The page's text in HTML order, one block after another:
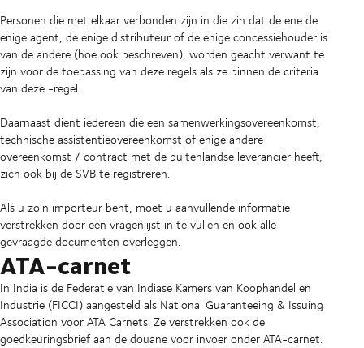
Personen die met elkaar verbonden zijn in die zin dat de ene de
enige agent, de enige distributeur of de enige concessiehouder is
van de andere (hoe ook beschreven), worden geacht verwant te
zijn voor de toepassing van deze regels als ze binnen de criteria
van deze -regel.
Daarnaast dient iedereen die een samenwerkingsovereenkomst,
technische assistentieovereenkomst of enige andere
overeenkomst / contract met de buitenlandse leverancier heeft,
zich ook bij de SVB te registreren.
Als u zo'n importeur bent, moet u aanvullende informatie
verstrekken door een vragenlijst in te vullen en ook alle
gevraagde documenten overleggen.
ATA-carnet
In India is de Federatie van Indiase Kamers van Koophandel en
Industrie (FICCI) aangesteld als National Guaranteeing & Issuing
Association voor ATA Carnets. Ze verstrekken ook de
goedkeuringsbrief aan de douane voor invoer onder ATA-carnet.